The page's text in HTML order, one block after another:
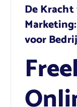
De Kracht
voor